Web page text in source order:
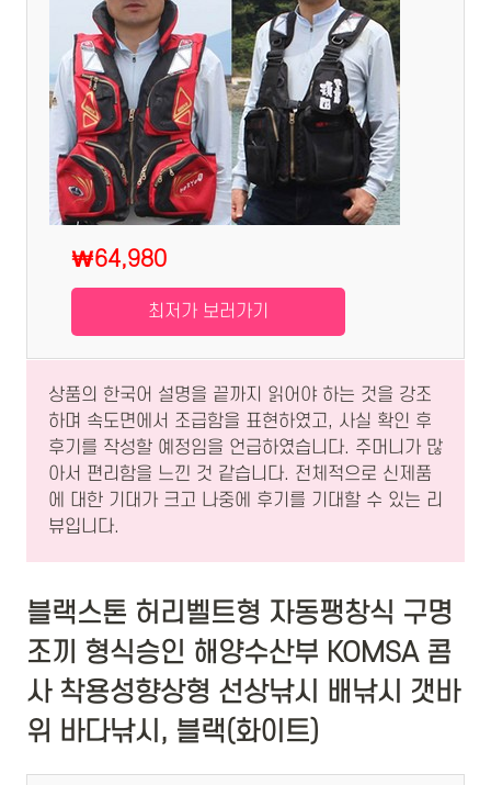
₩64,980
최저가 보러가기
상품의 한국어 설명을 끝까지 읽어야 하는 것을 강조
하며 속도면에서 조급함을 표현하였고, 사실 확인 후
후기를 작성할 예정임을 언급하였습니다. 주머니가 많
아서 편리함을 느낀 것 같습니다. 전체적으로 신제품
에 대한 기대가 크고 나중에 후기를 기대할 수 있는 리
뷰입니다.
블랙스톤 허리벨트형 자동팽창식 구명
조끼 형식승인 해양수산부 KOMSA 콤
사 착용성향상형 선상낚시 배낚시 갯바
위 바다낚시, 블랙(화이트)